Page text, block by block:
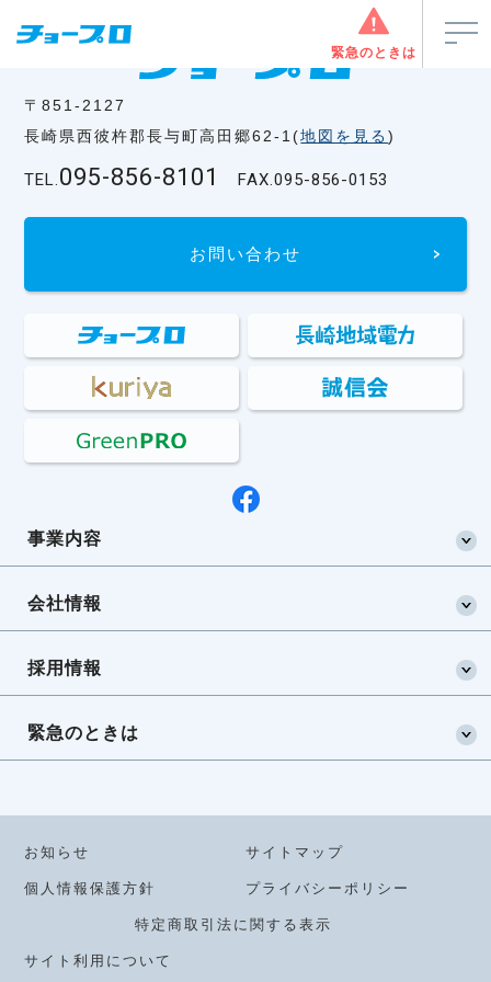
緊急のときは
〒851-2127
長崎県西彼杵郡長与町高田郷62-1(地図を見る)
TEL.095-856-8101 FAX.095-856-0153
お問い合わせ
事業内容
会社情報
採用情報
緊急のときは
お知らせ サイトマップ
個人情報保護方針 プライバシーポリシー
特定商取引法に関する表示
サイト利用について